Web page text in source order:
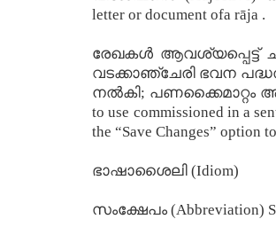
letter or document ofa rāja .
രേഖകൾ ആവശ്യപ്പെട്ട്
വടക്കാഞ്ചേരി ഭവന
നല്‍കി; പണക്കൈമാറ്റം ആ
to use commissioned in a
the “Save Changes” option
ഭാഷാശൈലി (Idiom)
സംക്ഷേപം (Abbreviation)